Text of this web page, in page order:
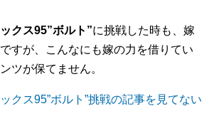
クス95”ボルト”に挑戦した時も、嫁
すが、こんなにも嫁の力を借りてい
ツが保てません。
クス95”ボルト”挑戦の記事を見てない